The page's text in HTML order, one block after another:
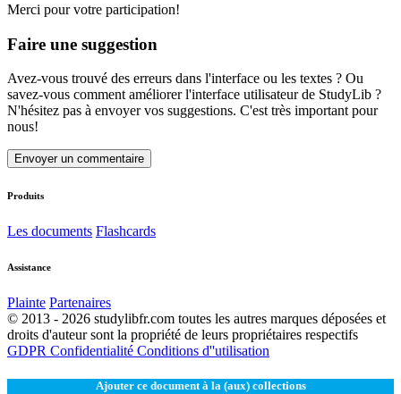
Merci pour votre participation!
Faire une suggestion
Avez-vous trouvé des erreurs dans l'interface ou les textes ? Ou
savez-vous comment améliorer l'interface utilisateur de StudyLib ?
N'hésitez pas à envoyer vos suggestions. C'est très important pour
nous!
Envoyer un commentaire
Produits
Les documents Flashcards
Assistance
Plainte Partenaires
© 2013 - 2026 studylibfr.com toutes les autres marques déposées et
droits d'auteur sont la propriété de leurs propriétaires respectifs
GDPR Confidentialité Conditions d''utilisation
Ajouter ce document à la (aux) collections